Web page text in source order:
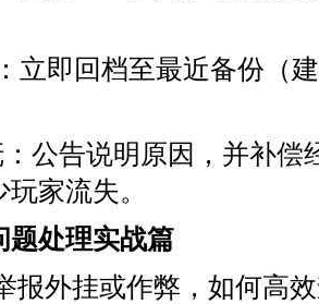
立即回档至最近备份（
公告说明原因，并补偿
家流失。
题处理实战篇
报外挂或作弊，如何高